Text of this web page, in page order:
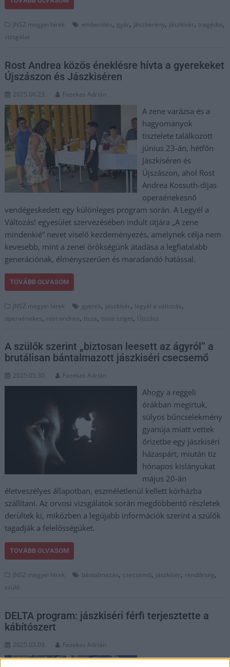
JNSZ megyei hírek emberölés, gyár, Jászberény, jászkísér, tragédia,
vizsgálat
Rost Andrea közös éneklésre hívta a gyerekeket
Újszászon és Jászkiséren
2025.06.23. Fazekas Adrián
A zene varázsa és a
hagyományok
tisztelete találkozott
június 23-án, hétfőn
Jászkiséren és
Újszászon, ahol Rost
Andrea Kossuth-díjas
operaénekesnő
vendégeskedett egy különleges program során. A Legyél a
Változás! egyesület szervezésében indult útjára „A zene
mindenkié” nevet viselő kezdeményezés, amelynek célja nem
kevesebb, mint a zenei örökségünk átadása a legfiatalabb
generációnak, élményszerűen és maradandó hatással.
TOVÁBB OLVASOM
JNSZ megyei hírek gyerek, jászkísér, legyél a változás,
operaénekes, rost andrea, tisza, tisza sziget, Újszász
A szülők szerint „biztosan leesett az ágyról” a
brutálisan bántalmazott jászkiséri csecsemő
2025.05.30. Fazekas Adrián
Ahogy a reggeli
órákban megírtuk,
súlyos bűncselekmény
gyanúja miatt vettek
őrizetbe egy jászkiséri
házaspárt, miután tíz
hónapos kislányukat
május 20-án
életveszélyes állapotban, eszméletlenül kellett kórházba
szállítani. Az orvosi vizsgálatok során megdöbbentő részletek
derültek ki, miközben a legújabb információk szerint a szülők
tagadják a felelősségüket.
TOVÁBB OLVASOM
JNSZ megyei hírek bántalmazás, csecsemő, jászkísér, rendőrség,
szülő
DELTA program: jászkiséri férfi terjesztette a
kábítószert
2025.03.09. Fazekas Adrián
Tizenöt év után, a